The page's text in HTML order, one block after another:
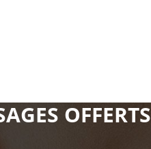
OFFERTS